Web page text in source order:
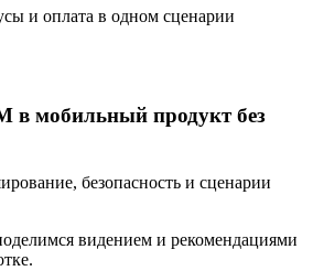
и оплата в одном сценарии
в мобильный продукт без
безопасность и сценарии
видением и рекомендациями